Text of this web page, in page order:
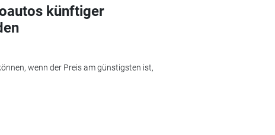
künftiger
wenn der Preis am günstigsten ist,